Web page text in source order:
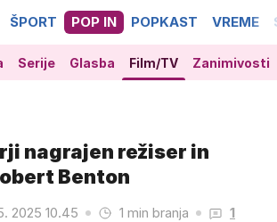
ŠPORT POP IN POPKAST VREME
Serije Glasba Film/TV Zanimivosti
nagrajen režiser in
Benton
2025 10.45 1 min branja 1